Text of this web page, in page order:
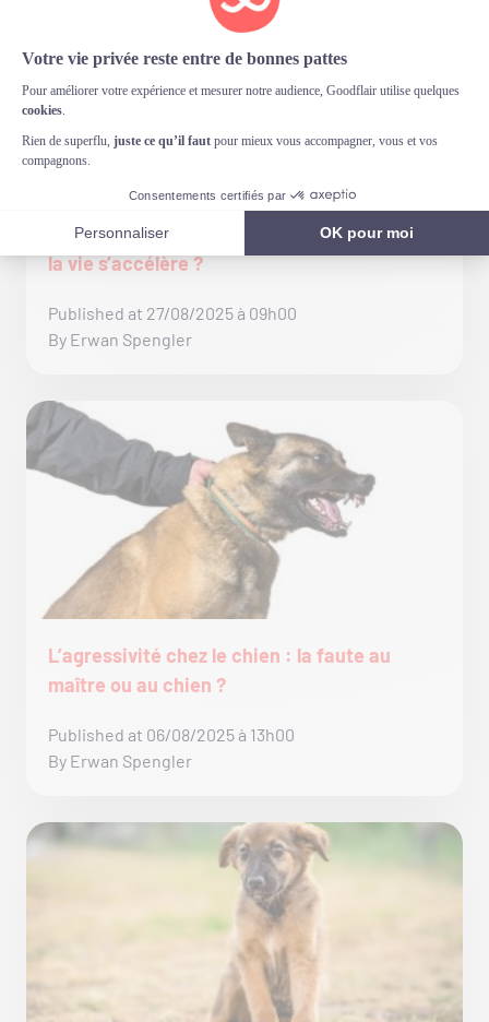
Rentrée des classes : comment rester
suffisamment présent pour son chien quand
la vie s’accélère ?
Published at 27/08/2025 à 09h00
By Erwan Spengler
L’agressivité chez le chien : la faute au
maître ou au chien ?
Published at 06/08/2025 à 13h00
By Erwan Spengler